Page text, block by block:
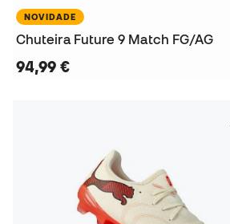
NOVIDADE
Chuteira Future 9 Match FG/AG
94,99 €